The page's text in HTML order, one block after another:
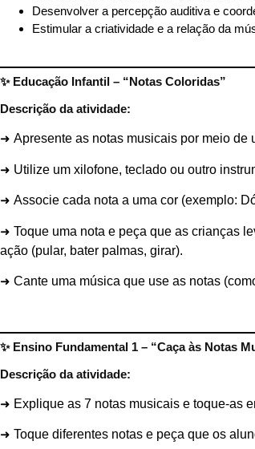
Desenvolver a percepção auditiva e
Estimular a criatividade e a relação da
✨ Educação Infantil – “Notas Coloridas”
Descrição da atividade:
➜ Apresente as notas musicais por meio
➜ Utilize um xilofone, teclado ou outro
➜ Associe cada nota a uma cor (exemplo:
➜ Toque uma nota e peça que as crianças
ação (pular, bater palmas, girar).
➜ Cante uma música que use as notas
✨ Ensino Fundamental 1 – “Caça às Notas
Descrição da atividade:
➜ Explique as 7 notas musicais e toque-as
➜ Toque diferentes notas e peça que os